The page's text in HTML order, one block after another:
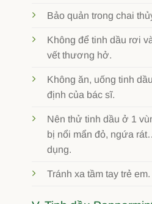
Bảo quản trong chai
Không để tinh dầu rơi
vết thương hở.
Không ăn, uống tinh
định của bác sĩ.
Nên thử tinh dầu ở 1
bị nổi mẩn đỏ, ngứa
dụng.
Tránh xa tầm tay trẻ em.